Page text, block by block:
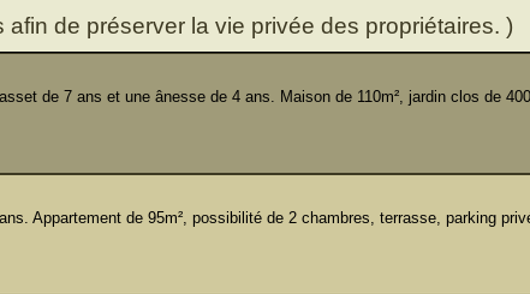
de préserver la vie privée des propriétaires. )
de 7 ans et une ânesse de 4 ans. Maison de 110m², jardin clos de
Appartement de 95m², possibilité de 2 chambres, terrasse, parking